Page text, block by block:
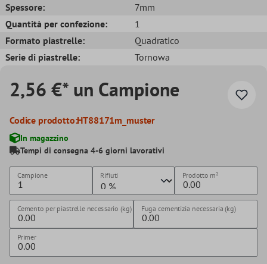
Spessore:
7mm
Quantità per confezione:
1
Formato piastrelle:
Quadratico
Serie di piastrelle:
Tornowa
2,56 €* un Campione
Codice prodotto:HT88171m_muster
In magazzino
Tempi di consegna 4-6 giorni lavorativi
Campione Rifiuti Prodotto m²
Cemento per piastrelle necessario (kg) Fuga cementizia necessaria (kg)
Primer